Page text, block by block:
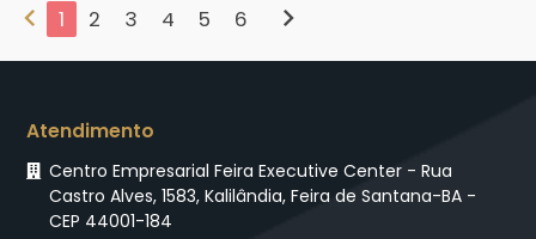
chevron_left 1 2 3 4 5 6 chevron_right
Atendimento
Centro Empresarial Feira Executive Center - Rua
Castro Alves, 1583, Kalilândia, Feira de Santana-BA -
CEP 44001-184